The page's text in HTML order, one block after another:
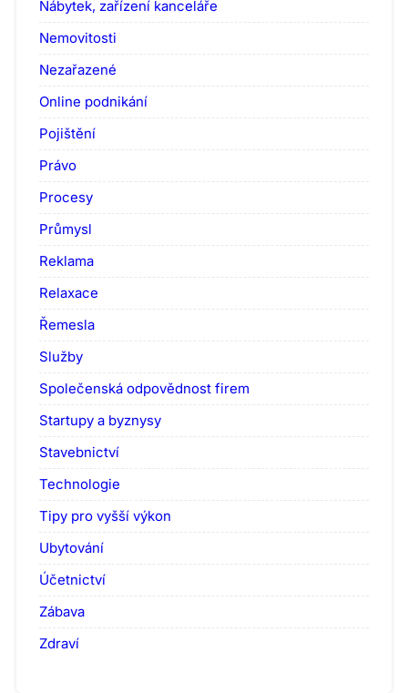
Nábytek, zařízení kanceláře
Nemovitosti
Nezařazené
Online podnikání
Pojištění
Právo
Procesy
Průmysl
Reklama
Relaxace
Řemesla
Služby
Společenská odpovědnost firem
Startupy a byznysy
Stavebnictví
Technologie
Tipy pro vyšší výkon
Ubytování
Účetnictví
Zábava
Zdraví